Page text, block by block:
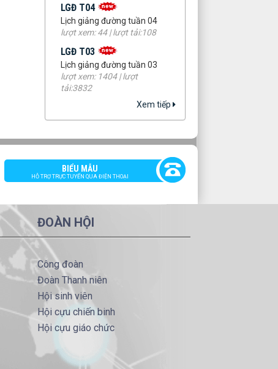
Lịch giảng đường tuần 04
lượt xem: 44 | lượt tải:108
LGĐ T03
Lịch giảng đường tuần 03
lượt xem: 1404 | lượt
tải:3832
LGĐ T02
Lịch giảng đường tuần 02
LGT 01
Lịch giảng đường tuần 01
lượt xem: 1342 | lượt
tải:2730
LGĐ T48
Lịch giảng đường tuần 48
lượt xem: 607 | lượt tải:849
Xem tiếp
BIỂU MẪU
HỖ TRỢ TRỰC TUYẾN QUA ĐIỆN THOẠI
ĐOÀN HỘI
Công đoàn
Đoàn Thanh niên
Hội sinh viên
Hội cựu chiến binh
Hội cựu giáo chức